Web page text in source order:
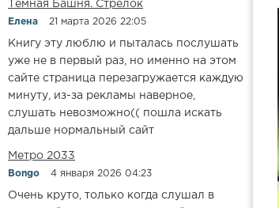
​​Тёмная Башня. Стрелок
Елена 21 марта 2026 22:05
Книгу эту люблю и пыталась послушать
уже не в первый раз, но именно на этом
сайте страница перезагружается каждую
минуту, из-за рекламы наверное,
слушать невозможно(( пошла искать
дальше нормальный сайт
Метро 2033
Bongo 4 января 2026 04:23
Очень круто, только когда слушал в